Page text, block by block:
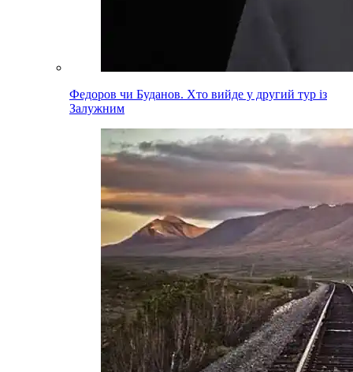
Федоров чи Буданов. Хто вийде у другий тур із
Залужним